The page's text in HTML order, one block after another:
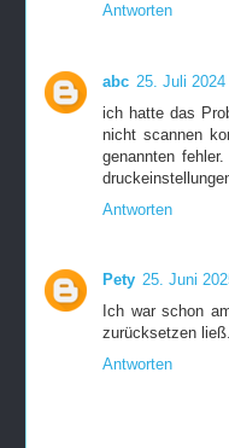
Antworten
abc 25. Juli
ich hatte das
nicht scannen
genannten
Antworten
Pety 25. Juni
Ich war schon
zurücksetzen
Antworten